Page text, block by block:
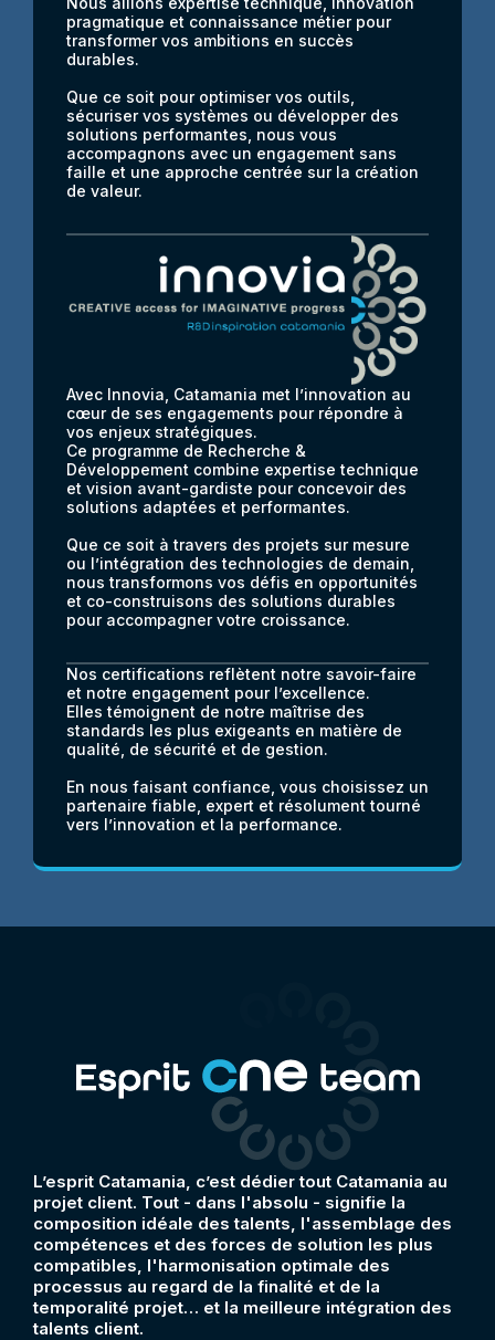
pragmatique et connaissance métier pour
transformer vos ambitions en succès
durables.
Que ce soit pour optimiser vos outils,
sécuriser vos systèmes ou développer des
solutions performantes, nous vous
accompagnons avec un engagement sans
faille et une approche centrée sur la création
de valeur.
Avec Innovia, Catamania met l’innovation au
cœur de ses engagements pour répondre à
vos enjeux stratégiques.
Ce programme de Recherche &
Développement combine expertise technique
et vision avant-gardiste pour concevoir des
solutions adaptées et performantes.
Que ce soit à travers des projets sur mesure
ou l’intégration des technologies de demain,
nous transformons vos défis en opportunités
et co-construisons des solutions durables
pour accompagner votre croissance.
Nos certifications reflètent notre savoir-faire
et notre engagement pour l’excellence.
Elles témoignent de notre maîtrise des
standards les plus exigeants en matière de
qualité, de sécurité et de gestion.
En nous faisant confiance, vous choisissez un
partenaire fiable, expert et résolument tourné
vers l’innovation et la performance.
L’esprit Catamania, c’est dédier tout Catamania au
projet client. Tout - dans l'absolu - signifie la
composition idéale des talents, l'assemblage des
compétences et des forces de solution les plus
compatibles, l'harmonisation optimale des
processus au regard de la finalité et de la
temporalité projet… et la meilleure intégration des
talents client.